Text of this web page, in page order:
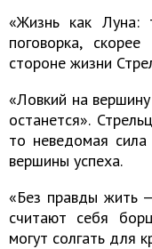
«Жизнь как Луна:
поговорка,
стороне жизни
«Ловкий на
останется».
то неведомая
вершины успеха.
«Без правды жить
считают себя
могут солгать для